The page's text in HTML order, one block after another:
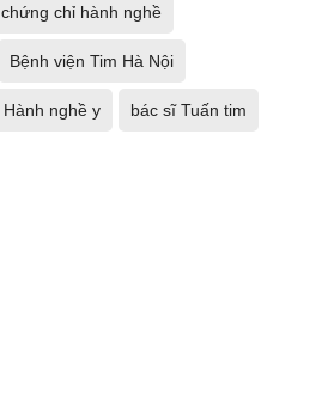
chứng chỉ hành nghề
Bệnh viện Tim Hà Nội
Hành nghề y bác sĩ Tuấn tim